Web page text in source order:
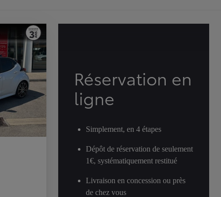
Réservation en
ligne
Simplement, en 4 étapes
Dépôt de réservation de seulement
1€, systématiquement restitué
Livraison en concession ou près
de chez vous